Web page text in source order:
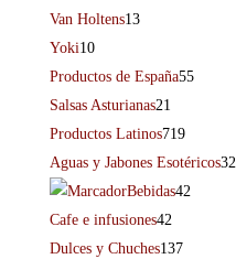
Van Holtens13
Yoki10
Productos de España55
Salsas Asturianas21
Productos Latinos719
Aguas y Jabones Esotéricos32
Bebidas42
Cafe e infusiones42
Dulces y Chuches137